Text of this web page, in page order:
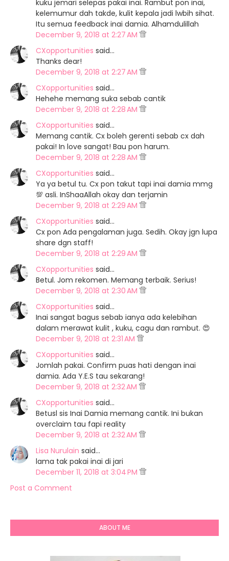
kuku jemari selepas pakai inai. Rambut pon inai,
kelemumur dah takde, kulit kepala jadi lwbih sihat.
Itu semua feedback inai damia. Alhamdulillah
December 9, 2018 at 2:27 AM
CXopportunities said…
Thanks dear!
December 9, 2018 at 2:27 AM
CXopportunities said…
Hehehe memang suka sebab cantik
December 9, 2018 at 2:28 AM
CXopportunities said…
Memang cantik. Cx boleh gerenti sebab cx dah
pakai! In love sangat! Bau pon harum.
December 9, 2018 at 2:28 AM
CXopportunities said…
Ya ya betul tu. Cx pon takut tapi inai damia mmg
💯 asli. InShaaAllah okay dan terjamin
December 9, 2018 at 2:29 AM
CXopportunities said…
Cx pon Ada pengalaman juga. Sedih. Okay jgn lupa
share dgn staff!
December 9, 2018 at 2:29 AM
CXopportunities said…
Betul. Jom rekomen. Memang terbaik. Serius!
December 9, 2018 at 2:30 AM
CXopportunities said…
Inai sangat bagus sebab ianya ada kelebihan
dalam merawat kulit , kuku, cagu dan rambut. 😍
December 9, 2018 at 2:31 AM
CXopportunities said…
Jomlah pakai. Confirm puas hati dengan inai
damia. Ada Y.E.S tau sekarang!
December 9, 2018 at 2:32 AM
CXopportunities said…
Betusl sis Inai Damia memang cantik. Ini bukan
overclaim tau fapi reality
December 9, 2018 at 2:32 AM
Lisa Nurulain said…
lama tak pakai inai di jari
December 11, 2018 at 3:04 PM
Post a Comment
ABOUT ME